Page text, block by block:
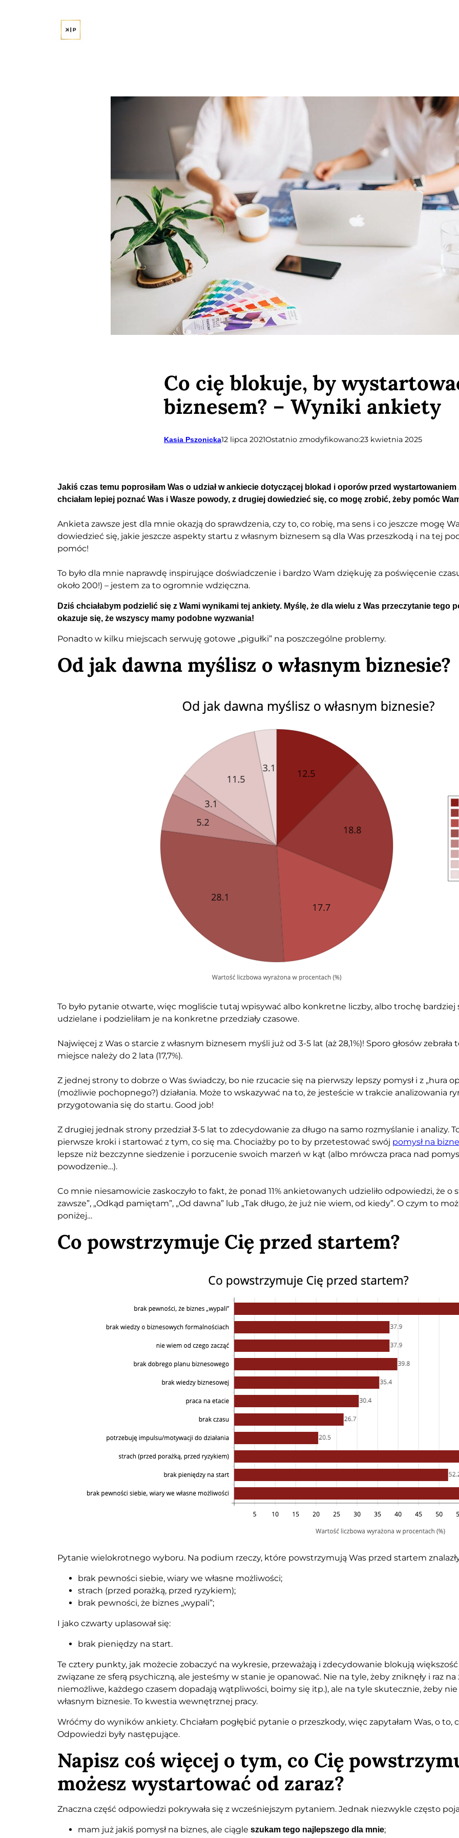
Co cię blokuje, by
biznesem? – Wyniki ankiety
Kasia Pszonicka12 lipca 2021Ostatnio zmodyfikowano:23 kwietnia 2025
Jakiś czas temu poprosiłam Was o udział w ankiecie dotyczącej blokad i oporów przed
chciałam lepiej poznać Was i Wasze powody, z drugiej dowiedzieć się, co mogę zrobić, żeby pomóc
Ankieta zawsze jest dla mnie okazją do sprawdzenia, czy to, co robię, ma sens i co jeszcze mogę
dowiedzieć się, jakie jeszcze aspekty startu z własnym biznesem są dla Was przeszkodą i na tej
pomóc!
To było dla mnie naprawdę inspirujące doświadczenie i bardzo Wam dziękuję za poświęcenie
około 200!) – jestem za to ogromnie wdzięczna.
Dziś chciałabym podzielić się z Wami wynikami tej ankiety. Myślę, że dla wielu z Was przeczytanie tego
okazuje się, że wszyscy mamy podobne wyzwania!
Ponadto w kilku miejscach serwuję gotowe „pigułki” na poszczególne problemy.
Od jak dawna myślisz o własnym biznesie?
To było pytanie otwarte, więc mogliście tutaj wpisywać albo konkretne liczby, albo trochę bardziej
udzielane i podzieliłam je na konkretne przedziały czasowe.
Najwięcej z Was o starcie z własnym biznesem myśli już od 3-5 lat (aż 28,1%)! Sporo głosów zebrała
miejsce należy do 2 lata (17,7%).
Z jednej strony to dobrze o Was świadczy, bo nie rzucacie się na pierwszy lepszy pomysł i z „hura
(możliwie pochopnego?) działania. Może to wskazywać na to, że jesteście w trakcie analizowania
przygotowania się do startu. Good job!
Z drugiej jednak strony przedział 3-5 lat to zdecydowanie za długo na samo rozmyślanie i analizy.
pierwsze kroki i startować z tym, co się ma. Chociażby po to by przetestować swój pomysł na
lepsze niż bezczynne siedzenie i porzucenie swoich marzeń w kąt (albo mrówcza praca nad
powodzenie…).
Co mnie niesamowicie zaskoczyło to fakt, że ponad 11% ankietowanych udzieliło odpowiedzi, że o
zawsze”, „Odkąd pamiętam”, „Od dawna” lub „Tak długo, że już nie wiem, od kiedy”. O czym to
poniżej…
Co powstrzymuje Cię przed startem?
Pytanie wielokrotnego wyboru. Na podium rzeczy, które powstrzymują Was przed startem
brak pewności siebie, wiary we własne możliwości;
strach (przed porażką, przed ryzykiem);
brak pewności, że biznes „wypali”;
I jako czwarty uplasował się:
brak pieniędzy na start.
Te cztery punkty, jak możecie zobaczyć na wykresie, przeważają i zdecydowanie blokują
związane ze sferą psychiczną, ale jesteśmy w stanie je opanować. Nie na tyle, żeby zniknęły i raz
niemożliwe, każdego czasem dopadają wątpliwości, boimy się itp.), ale na tyle skutecznie, żeby nie
własnym biznesie. To kwestia wewnętrznej pracy.
Wróćmy do wyników ankiety. Chciałam pogłębić pytanie o przeszkody, więc zapytałam Was, o
Odpowiedzi były następujące.
Napisz coś więcej o tym, co Cię
możesz wystartować od zaraz?
Znaczna część odpowiedzi pokrywała się z wcześniejszym pytaniem. Jednak niezwykle często
mam już jakiś pomysł na biznes, ale ciągle szukam tego najlepszego dla mnie;